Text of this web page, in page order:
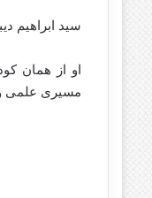
سید ابراهیم
او از همان
مسیری علمی